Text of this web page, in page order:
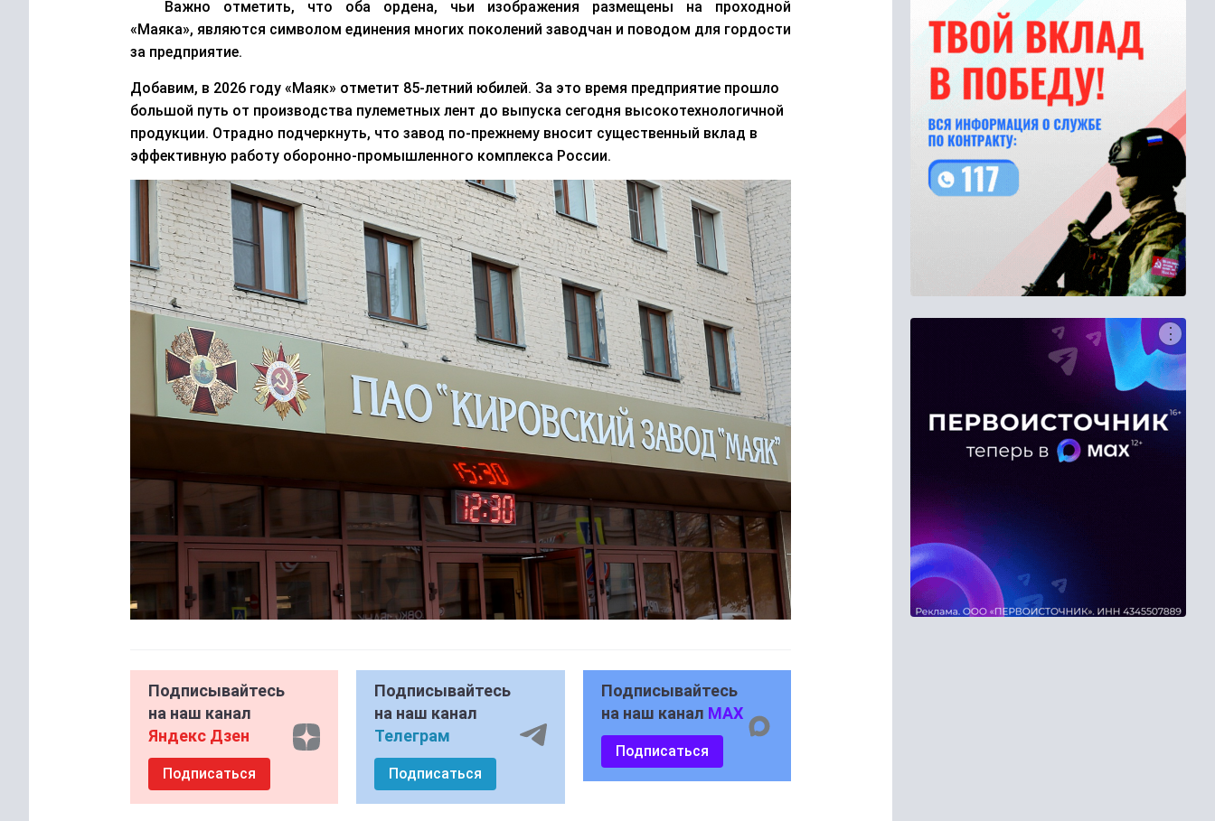
Важно отметить, что оба ордена, чьи изображения размещены на проходной
«Маяка», являются символом единения многих поколений заводчан и поводом для гордости
за предприятие.
Добавим, в 2026 году «Маяк» отметит 85-летний юбилей. За это время предприятие прошло
большой путь от производства пулеметных лент до выпуска сегодня высокотехнологичной
продукции. Отрадно подчеркнуть, что завод по-прежнему вносит существенный вклад в
эффективную работу оборонно-промышленного комплекса России.
Подписывайтесь
на наш канал
Яндекс Дзен
Подписаться
Подписывайтесь
на наш канал
Телеграм
Подписаться
Подписывайтесь
на наш канал MAX
Подписаться